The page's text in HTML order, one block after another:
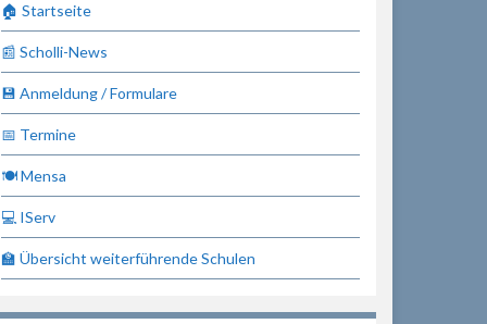
🏠 Startseite
📰 Scholli-News
💾 Anmeldung / Formulare
📅 Termine
🍽 Mensa
💻 IServ
🏫 Übersicht weiterführende Schulen